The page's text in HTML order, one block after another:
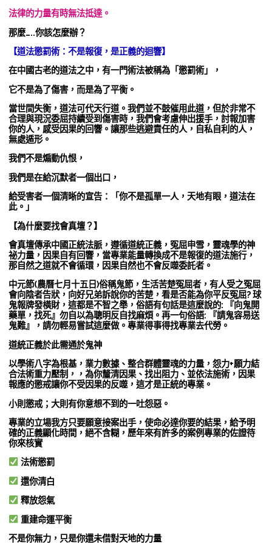
法律的力量有時無法抵達。
那麼…..你該怎麼辦？
【道法懲罰術：不是報復，是正義的迴響】
在中國古老的道法之中，有一門術法被稱為「懲罰術」，
它不是為了傷害，而是為了平衡。
當世間失衡，道法可代天行道。我們並不鼓催用此道，但於非常不
合理與現況委屈持續受到傷害時，我們會考慮伸出援手，討報加害
你的人，感受因果的回響。讓那些逃避責任的人，自私自利的人，
無處遁形。
我們不是煽動仇恨，
我們是在給沉默者一個出口，
給受害者一個清晰的宣告：「你不是孤單一人，天地有眼，道法在
此。」
【為什麼要找會真壇？】
會真壇傳承中國正統法脈，遵循道統正義，冤屈申雪，靈魂學的神
祕力量，因果自有回響，當專業能量轉換成不是報復的道法施行，
那自然之道就不會循環，因果自然也不會反噬委託者。
中元節(農曆七月十五日)俗稱鬼節，生活苦楚冤屈者，有人受之冤屈
會向陰者告狀，向好兄弟訴說你的苦楚，看是否能為你平反冤屈? 球
鬼報牌發橫財，這都是不智之舉，俗語有句話是這麼說的: 『向鬼開
藥單，找死』勿自以為聰明反自找麻煩。再一句俗語: 『請鬼容易送
鬼難』，請勿輕易嘗試這麼做。專業得事得找專業去代勞。
道統正義於此需通於鬼神
以學術八字為根基，業力數據、整合群體靈魂的力量，怨力+願力結
合法術重力壓制，，為你釐清因果、找出阻力、並依法施術，因果
報應的懲戒讓你不受因果的反噬，這才是正統的專業。
小則懲戒；大則有你意想不到的一吐怨惡。
專業的立場我方只要願意接案出手，使命必達你要的結果，給予明
確的正義顯化時間，絕不含糊，歷年來有許多的案例專業的佐證待
你來核實
法術懲罰
還你清白
釋放怨氣
重建命運平衡
不是你無力，只是你還未借對天地的力量